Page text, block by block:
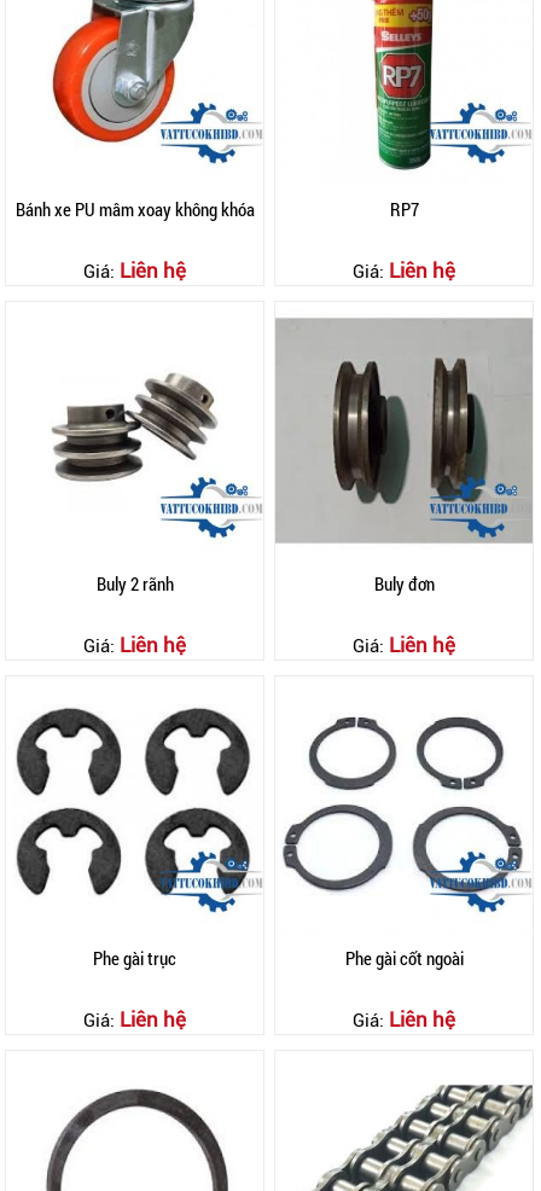
Bánh xe PU mâm xoay không khóa
Giá: Liên hệ
RP7
Giá: Liên hệ
Buly 2 rãnh
Giá: Liên hệ
Buly đơn
Giá: Liên hệ
Phe gài trục
Giá: Liên hệ
Phe gài cốt ngoài
Giá: Liên hệ